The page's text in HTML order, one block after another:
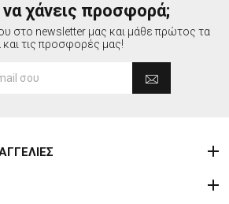
χάνεις προσφορά;
στο newsletter μας και μάθε πρώτος τα
και τις προσφορές μας!